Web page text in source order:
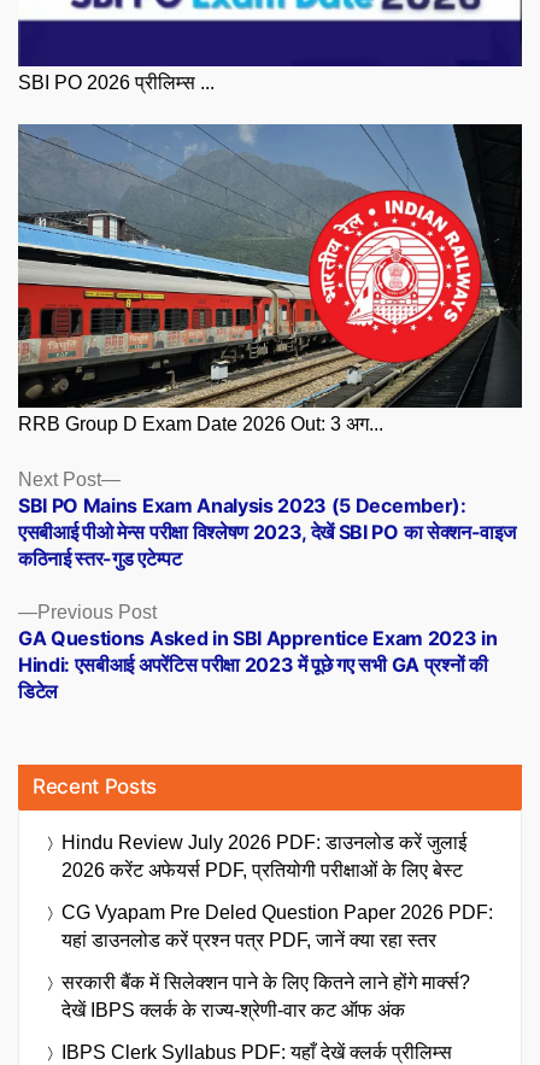
SBI PO 2026 प्रीलिम्स ...
RRB Group D Exam Date 2026 Out: 3 अग...
Posts
navigation
Previous PostPrevious
post:
GA Questions Asked in SBI Apprentice Exam 2023 in
Hindi: एसबीआई अपरेंटिस परीक्षा 2023 में पूछे गए सभी GA प्रश्नों की
डिटेल
Next Post
Next
post:
SBI PO Mains Exam Analysis 2023 (5 December):
एसबीआई पीओ मेन्स परीक्षा विश्लेषण 2023, देखें SBI PO का सेक्शन-वाइज
कठिनाई स्तर-गुड एटेम्पट
Recent Posts
Hindu Review July 2026 PDF: डाउनलोड करें जुलाई
2026 करेंट अफेयर्स PDF, प्रतियोगी परीक्षाओं के लिए बेस्ट
CG Vyapam Pre Deled Question Paper 2026 PDF:
यहां डाउनलोड करें प्रश्न पत्र PDF, जानें क्या रहा स्तर
सरकारी बैंक में सिलेक्शन पाने के लिए कितने लाने होंगे मार्क्स?
देखें IBPS क्लर्क के राज्य-श्रेणी-वार कट ऑफ अंक
IBPS Clerk Syllabus PDF: यहाँ देखें क्लर्क प्रीलिम्स